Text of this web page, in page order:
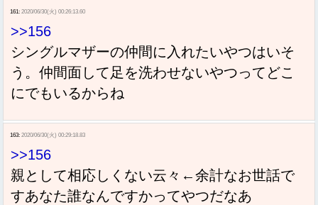
161: 2020/06/30(火) 00:26:13.60
>>156
シングルマザーの仲間に入れたいやつはいそ
う。仲間面して足を洗わせないやつってどこ
にでもいるからね
163: 2020/06/30(火) 00:29:18.83
>>156
親として相応しくない云々←余計なお世話で
すあなた誰なんですかってやつだなあ